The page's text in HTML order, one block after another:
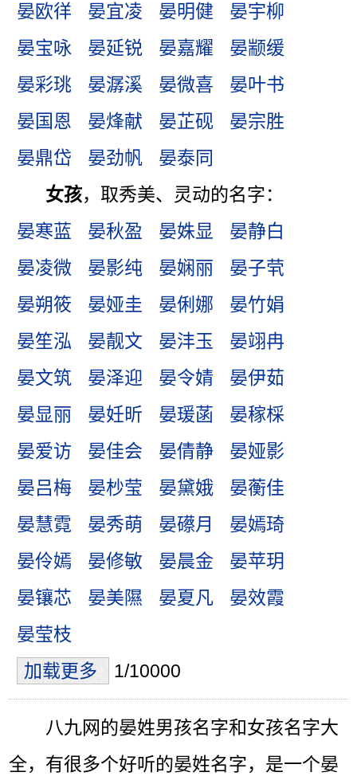
晏欧徉
晏宜凌 晏明健
晏宇柳
晏宝咏
晏延锐 晏嘉耀
晏颛缓
晏彩珧
晏潺溪 晏微喜
晏叶书
晏国恩
晏烽献 晏芷砚
晏宗胜
晏鼎岱
晏劲帆
晏泰同
女孩，取秀美、灵动的名字：
晏寒蓝
晏秋盈 晏姝显
晏静白
晏凌微
晏影纯 晏娴丽
晏子茕
晏朔筱
晏娅圭 晏俐娜
晏竹娟
晏笙泓
晏靓文 晏沣玉
晏翊冉
晏文筑
晏泽迎 晏令婧
晏伊茹
晏显丽
晏妊昕 晏瑗菡
晏稼棌
晏爱访
晏佳会 晏倩静
晏娅影
晏吕梅
晏杪莹 晏黛娥
晏蘅佳
晏慧霓
晏秀萌 晏礤月
晏嫣琦
晏伶嫣
晏修敏 晏晨金
晏苹玥
晏镶芯
晏美隰 晏夏凡
晏效霞
晏莹枝
加载更多
1/10000
八九网的晏姓男孩名字和女孩名字大
全，有很多个好听的晏姓名字，是一个晏